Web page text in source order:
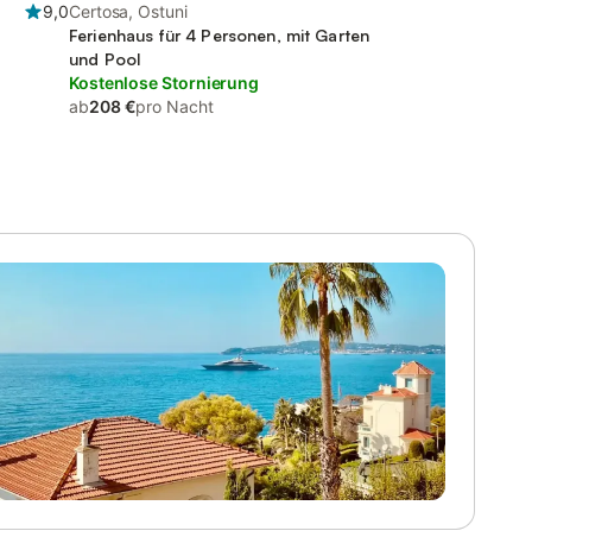
9,0Certosa, Ostuni
Ferienhaus für 4 Personen, mit Garten
und Pool
Kostenlose Stornierung
ab208 €pro Nacht